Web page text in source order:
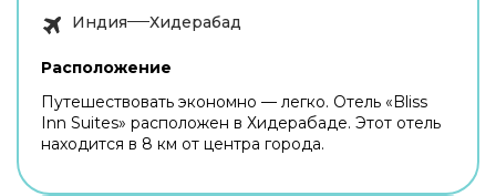
Индия Хидерабад
Расположение
Путешествовать экономно — легко. Отель «Bliss
Inn Suites» расположен в Хидерабаде. Этот отель
находится в 8 км от центра города.